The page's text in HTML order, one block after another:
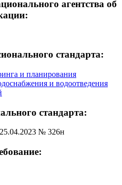
агентства об
стандарта:
и планирования
и водоотведения
стандарта:
№ 326н